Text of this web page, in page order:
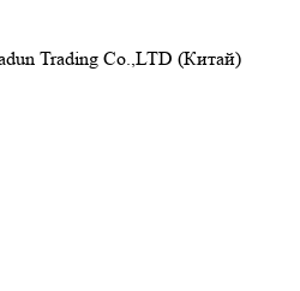
Trading Co.,LTD (Китай)